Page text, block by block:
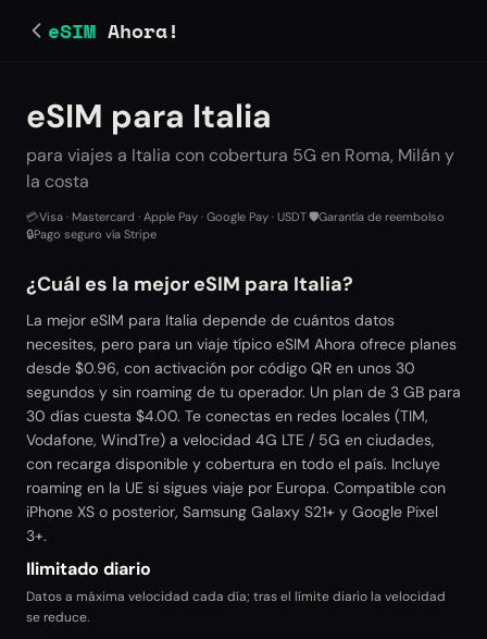
eSIM Ahora!
eSIM para Italia
para viajes a Italia con cobertura 5G en Roma, Milán y
la costa
💳Visa · Mastercard · Apple Pay · Google Pay · USDT🛡️Garantía de reembolso
🔒Pago seguro vía Stripe
¿Cuál es la mejor eSIM para Italia?
La mejor eSIM para Italia depende de cuántos datos
necesites, pero para un viaje típico eSIM Ahora ofrece planes
desde $0.96, con activación por código QR en unos 30
segundos y sin roaming de tu operador. Un plan de 3 GB para
30 días cuesta $4.00. Te conectas en redes locales (TIM,
Vodafone, WindTre) a velocidad 4G LTE / 5G en ciudades,
con recarga disponible y cobertura en todo el país. Incluye
roaming en la UE si sigues viaje por Europa. Compatible con
iPhone XS o posterior, Samsung Galaxy S21+ y Google Pixel
3+.
Ilimitado diario
Datos a máxima velocidad cada día; tras el límite diario la velocidad
se reduce.